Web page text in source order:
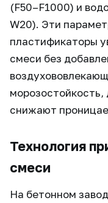
(F50–F1000) и
W20). Эти
пластификаторы
смеси без
снижают
Технология
смеси
На бетонном